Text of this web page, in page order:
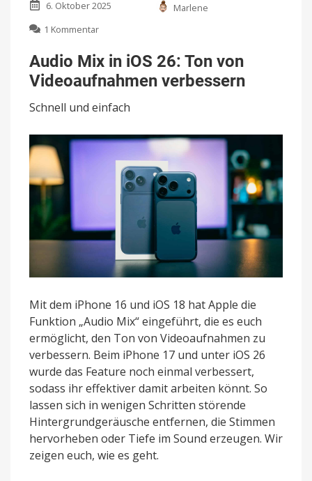
6. Oktober 2025
Marlene
1 Kommentar
Mix
in
iOS
Ton
Videoaufnahmen
Audio Mix in iOS 26: Ton von
Videoaufnahmen verbessern
Schnell und einfach
Mit dem iPhone 16 und iOS 18 hat Apple die
Funktion „Audio Mix“ eingeführt, die es euch
ermöglicht, den Ton von Videoaufnahmen zu
verbessern. Beim iPhone 17 und unter iOS 26
wurde das Feature noch einmal verbessert,
sodass ihr effektiver damit arbeiten könnt. So
lassen sich in wenigen Schritten störende
Hintergrundgeräusche entfernen, die Stimmen
hervorheben oder Tiefe im Sound erzeugen. Wir
zeigen euch, wie es geht.